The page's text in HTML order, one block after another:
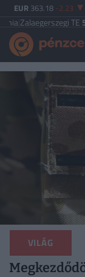
EUR 363.18 -2.23
TE5-2Paksi
VILÁG